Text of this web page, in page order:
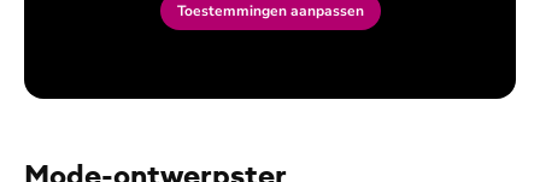
Toestemmingen aanpassen